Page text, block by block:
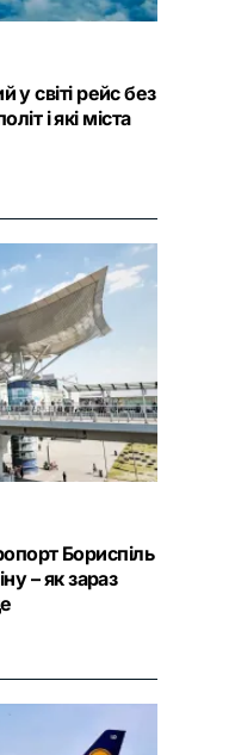
у світі рейс без
і які міста
Бориспіль
– як зараз